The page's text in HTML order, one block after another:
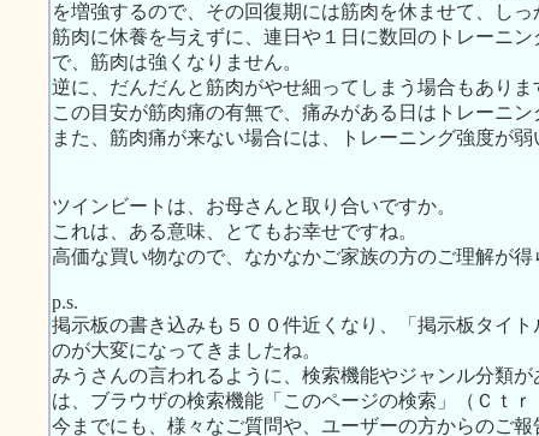
を増強するので、その回復期には筋肉を休ませて、し
筋肉に休養を与えずに、連日や１日に数回のトレーニ
で、筋肉は強くなりません。
逆に、だんだんと筋肉がやせ細ってしまう場合もありま
この目安が筋肉痛の有無で、痛みがある日はトレーニ
また、筋肉痛が来ない場合には、トレーニング強度が
ツインビートは、お母さんと取り合いですか。
これは、ある意味、とてもお幸せですね。
高価な買い物なので、なかなかご家族の方のご理解が
p.s.
掲示板の書き込みも５００件近くなり、「掲示板タイ
のが大変になってきましたね。
みうさんの言われるように、検索機能やジャンル分類
は、ブラウザの検索機能「このページの検索」（Ｃｔ
今までにも、様々なご質問や、ユーザーの方からのご